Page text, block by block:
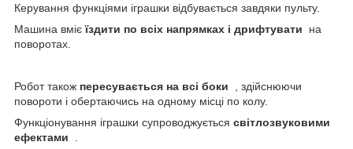
Керування функціями іграшки відбувається завдяки пульту.
Машина вмієїздити по всіх напрямках і дрифтувати на
поворотах.
Робот також пересувається на всі боки , здійснюючи
повороти і обертаючись на одному місці по колу.
Функціонування іграшки супроводжується світлозвуковими
ефектами